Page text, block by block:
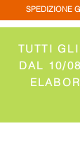
SPEDIZIONE
TUTTI
DAL 10/